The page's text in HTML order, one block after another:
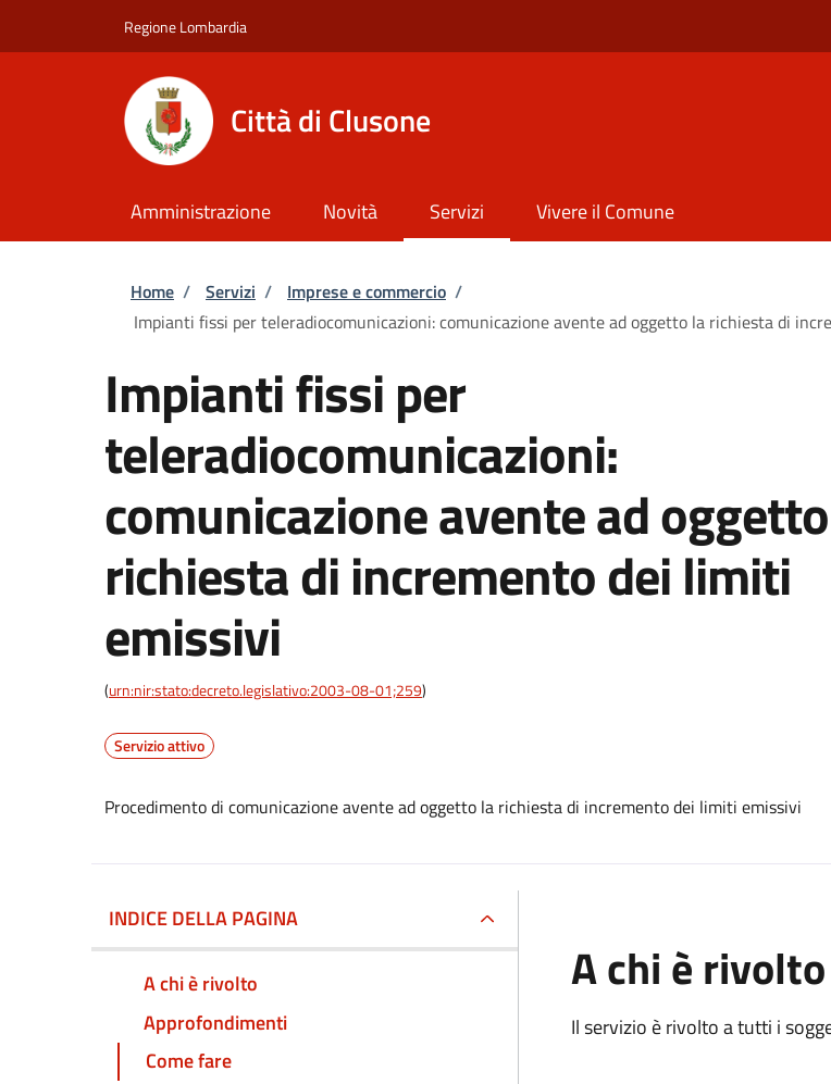
Regione Lombardia
Città di Clusone
Amministrazione Novità Servizi Vivere il Comune
Briciole di pane
Home / Servizi / Imprese e commercio /
Impianti fissi per teleradiocomunicazioni: comunicazione avente ad oggetto la richiesta di
Impianti fissi per
teleradiocomunicazioni:
comunicazione avente ad
richiesta di incremento dei limiti
emissivi
(urn:nir:stato:decreto.legislativo:2003-08-01;259)
Servizio attivo
Procedimento di comunicazione avente ad oggetto la richiesta di incremento dei limiti emissivi
INDICE DELLA PAGINA
A chi è rivolto
Approfondimenti
Come fare
A chi è rivolto
Il servizio è rivolto a tutti i